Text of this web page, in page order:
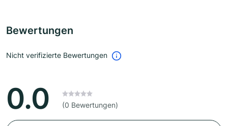
Bewertungen
Nicht verifizierte Bewertungen
0.0 (0 Bewertungen)